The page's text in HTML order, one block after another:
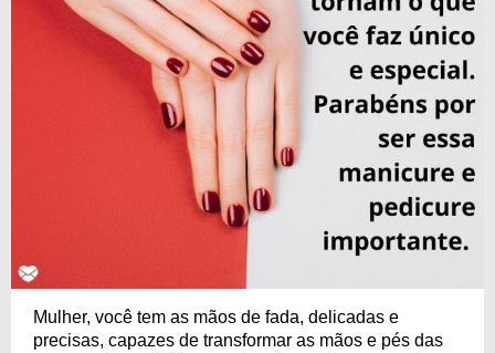
Mulher, você tem as mãos de fada, delicadas e
precisas, capazes de transformar as mãos e pés das